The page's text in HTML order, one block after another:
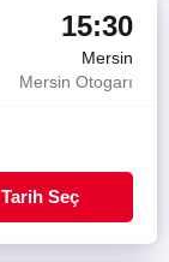
15:30
Mersin
Mersin Otogarı
Tarih Seç